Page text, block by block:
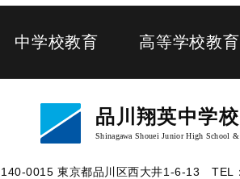
中学校教育 高等学校教育
品川翔英中学
Shinagawa Shouei Junior High School
0015 東京都品川区⻄⼤井1-6-13 TEL